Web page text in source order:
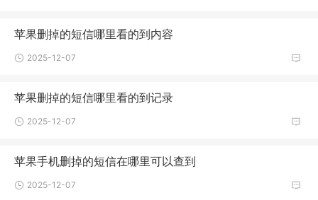
苹果删掉的短信哪里看的到内容
2025-12-07
苹果删掉的短信哪里看的到记录
2025-12-07
苹果手机删掉的短信在哪里可以查到
2025-12-07